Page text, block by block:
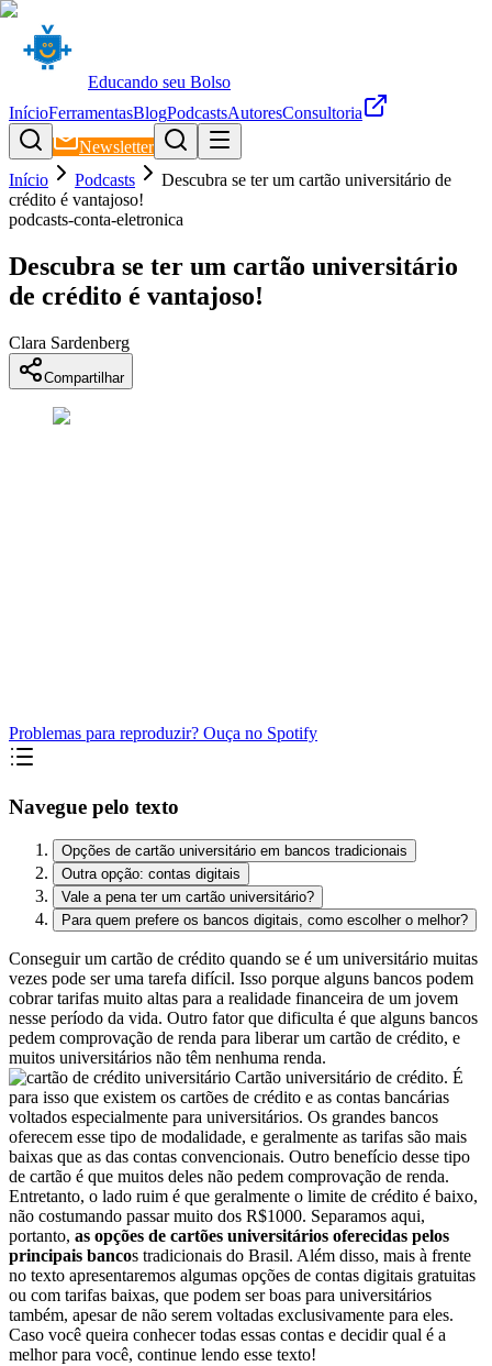
Educando seu Bolso
InícioFerramentasBlogPodcastsAutoresConsultoria
Newsletter
Início
Podcasts
Descubra se ter um cartão universitário de
crédito é vantajoso!
podcasts-conta-eletronica
Descubra se ter um cartão universitário
de crédito é vantajoso!
Clara Sardenberg
Compartilhar
Problemas para reproduzir? Ouça no Spotify
Navegue pelo texto
Opções de cartão universitário em bancos tradicionais
Outra opção: contas digitais
Vale a pena ter um cartão universitário?
Para quem prefere os bancos digitais, como escolher o melhor?
Conseguir um cartão de crédito quando se é um universitário muitas
vezes pode ser uma tarefa difícil. Isso porque alguns bancos podem
cobrar tarifas muito altas para a realidade financeira de um jovem
nesse período da vida. Outro fator que dificulta é que alguns bancos
pedem comprovação de renda para liberar um cartão de crédito, e
muitos universitários não têm nenhuma renda.
Cartão universitário de crédito. É
para isso que existem os cartões de crédito e as contas bancárias
voltados especialmente para universitários. Os grandes bancos
oferecem esse tipo de modalidade, e geralmente as tarifas são mais
baixas que as das contas convencionais. Outro benefício desse tipo
de cartão é que muitos deles não pedem comprovação de renda.
Entretanto, o lado ruim é que geralmente o limite de crédito é baixo,
não costumando passar muito dos R$1000. Separamos aqui,
portanto, as opções de cartões universitários oferecidas pelos
principais bancos tradicionais do Brasil. Além disso, mais à frente
no texto apresentaremos algumas opções de contas digitais gratuitas
ou com tarifas baixas, que podem ser boas para universitários
também, apesar de não serem voltadas exclusivamente para eles.
Caso você queira conhecer todas essas contas e decidir qual é a
melhor para você, continue lendo esse texto!